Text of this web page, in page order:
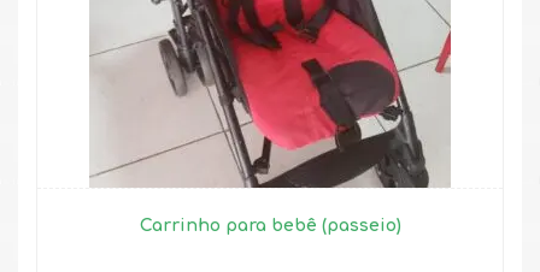
Carrinho para bebê (passeio)